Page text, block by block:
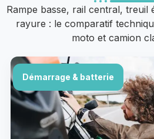
Rampe basse, rail central, treuil
rayure : le comparatif
moto et camion
Démarrage & batterie